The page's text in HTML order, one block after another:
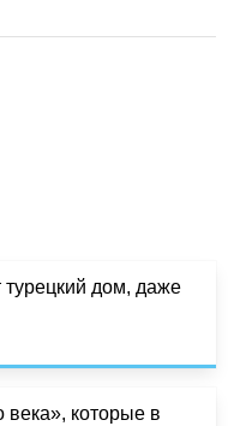
дом, даже
века», которые в